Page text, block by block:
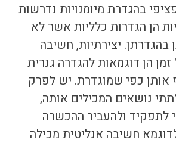
בהגדרת מיומנויות נדרשות
הן הגדרות כלליות אשר לא
בהגדרתן. יצירתיות, חשיבה
זמן הן דוגמאות להגדרה גנרית
כפי שמוגדרת. יש לפרק
נושאים המכילים אותה,
לתפקיד ולהעביר ההכשרה
חשיבה אנליטית מכילה